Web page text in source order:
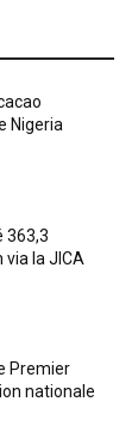
Nigeria
363,3
via la JICA
Premier
nationale